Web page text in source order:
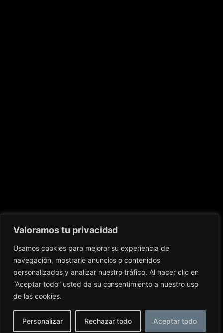
Valoramos tu privacidad
Usamos cookies para mejorar su experiencia de
navegación, mostrarle anuncios o contenidos
personalizados y analizar nuestro tráfico. Al hacer clic en
“Aceptar todo” usted da su consentimiento a nuestro uso
de las cookies.
Personalizar Rechazar todo Aceptar todo